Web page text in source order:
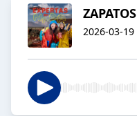
ZAPATOS
2026-03-19